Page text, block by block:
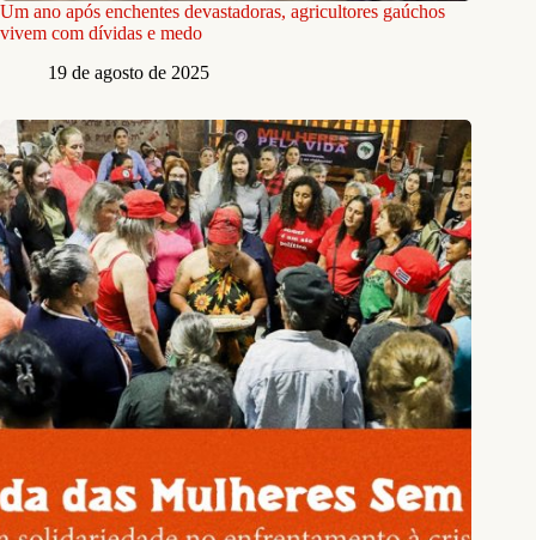
Um ano após enchentes devastadoras, agricultores gaúchos
vivem com dívidas e medo
19 de agosto de 2025